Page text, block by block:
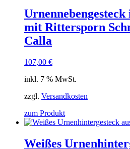
mit Rittersporn
Calla
107,00 €
inkl. 7 % MwSt.
zzgl. Versandkosten
zum Produkt
Weißes